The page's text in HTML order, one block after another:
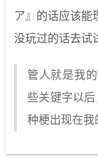
ア』的话应该能
没玩过的话去试
管人就是我
些关键字以
种梗出现在我